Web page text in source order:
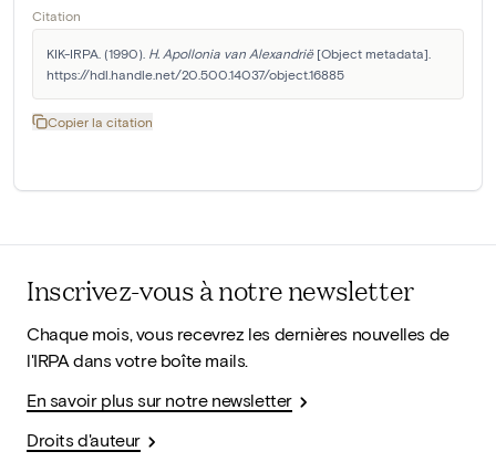
Citation
KIK-IRPA. (1990). H. Apollonia van Alexandrië [Object metadata].
https://hdl.handle.net/20.500.14037/object.16885
Copier la citation
Inscrivez-vous à notre newsletter
Chaque mois, vous recevrez les dernières nouvelles de
l'IRPA dans votre boîte mails.
En savoir plus sur notre newsletter
Droits d'auteur